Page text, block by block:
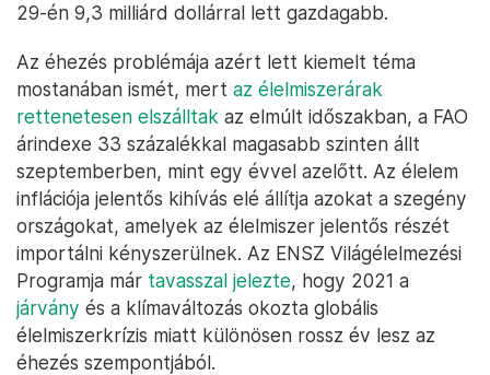
29-én 9,3 milliárd dollárral lett gazdagabb.
Az éhezés problémája azért lett kiemelt téma
mostanában ismét, mert az élelmiszerárak
rettenetesen elszálltak az elmúlt időszakban, a FAO
árindexe 33 százalékkal magasabb szinten állt
szeptemberben, mint egy évvel azelőtt. Az élelem
inflációja jelentős kihívás elé állítja azokat a szegény
országokat, amelyek az élelmiszer jelentős részét
importálni kényszerülnek. Az ENSZ Világélelmezési
Programja már tavasszal jelezte, hogy 2021 a
járvány és a klímaváltozás okozta globális
élelmiszerkrízis miatt különösen rossz év lesz az
éhezés szempontjából.